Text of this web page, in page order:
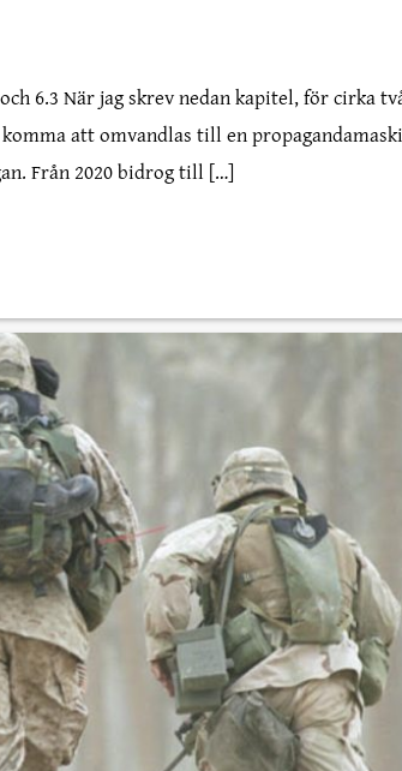
6.3 När jag skrev nedan kapitel, för cirka
att omvandlas till en
Från 2020 bidrog till […]